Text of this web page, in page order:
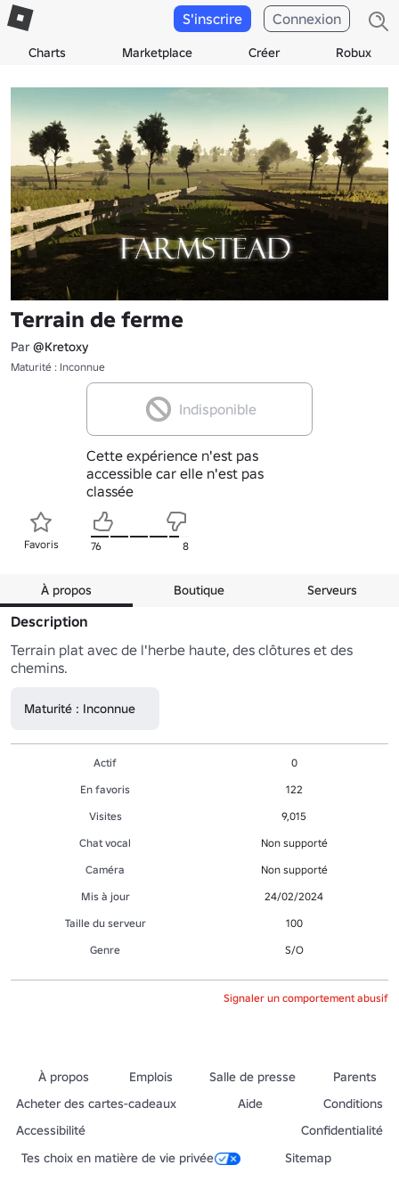
Charts Marketplace Créer Robux
S'inscrire Connexion
Terrain de ferme
Par @Kretoxy
Maturité : Inconnue
Indisponible
Cette expérience n'est pas
accessible car elle n'est pas
classée
Favoris 76 8
À propos Boutique Serveurs
Description
Terrain plat avec de l'herbe haute, des clôtures et des
chemins.
Maturité : Inconnue
Actif
0
En favoris
122
Visites
9,015
Chat vocal
Non supporté
Caméra
Non supporté
Mis à jour
24/02/2024
Taille du serveur
100
Genre
S/O
Signaler un comportement abusif
À propos Emplois Salle de presse
Parents
Acheter des cartes-cadeaux
Aide
Conditions
Accessibilité
Confidentialité
Tes choix en matière de vie privée
Sitemap